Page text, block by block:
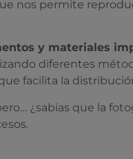
nos permite
y materiales
diferentes
facilita la
¿sabías que la